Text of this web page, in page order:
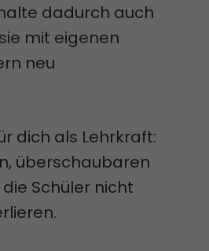
dadurch auch
mit eigenen
neu
dich als Lehrkraft:
überschaubaren
Schüler nicht